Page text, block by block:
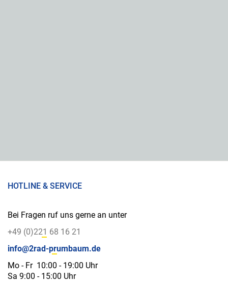
HOTLINE & SERVICE
Bei Fragen ruf uns gerne an unter
+49 (0)221 68 16 21
info@2rad-prumbaum.de
Mo - Fr 10:00 - 19:00 Uhr
Sa 9:00 - 15:00 Uhr